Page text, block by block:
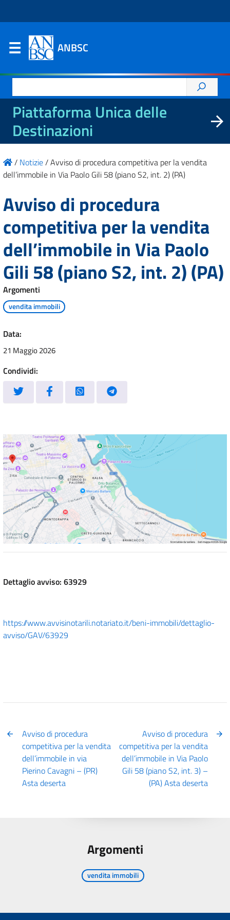
ANBSC
per:
Piattaforma Unica delle
Destinazioni
/ Notizie/Avviso di procedura competitiva per la vendita
dell’immobile in Via Paolo Gili 58 (piano S2, int. 2) (PA)
Avviso di procedura
competitiva per la vendita
dell’immobile in Via Paolo
Gili 58 (piano S2, int. 2) (PA)
Argomenti
vendita immobili
Data:
21 Maggio 2026
Condividi:
Dettaglio avviso: 63929
https://www.avvisinotarili.notariato.it/beni-immobili/dettaglio-
avviso/GAV/63929
Avviso di procedura
competitiva per la vendita
dell’immobile in via
Pierino Cavagni – (PR)
Asta deserta
Avviso di procedura
competitiva per la vendita
dell’immobile in Via Paolo
Gili 58 (piano S2, int. 3) –
(PA) Asta deserta
Argomenti
vendita immobili